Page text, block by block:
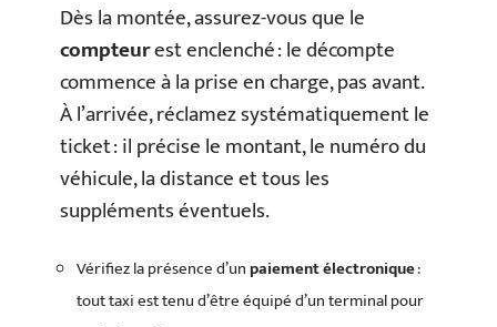
Dès la montée, assurez-vous que le
compteurest enclenché : le décompte
commence à la prise en charge, pas avant.
À l’arrivée, réclamez systématiquement le
ticket : il précise le montant, le numéro du
véhicule, la distance et tous les
suppléments éventuels.
Vérifiez la présence d’unpaiement électronique:
tout taxi est tenu d’être équipé d’un terminal pour